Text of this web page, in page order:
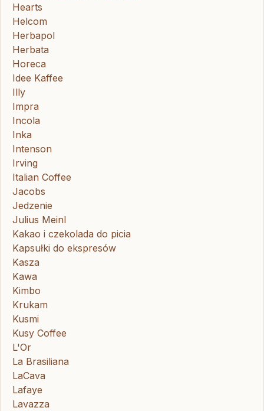
Hearts
Helcom
Herbapol
Herbata
Horeca
Idee Kaffee
Illy
Impra
Incola
Inka
Intenson
Irving
Italian Coffee
Jacobs
Jedzenie
Julius Meinl
Kakao i czekolada do picia
Kapsułki do ekspresów
Kasza
Kawa
Kimbo
Krukam
Kusmi
Kusy Coffee
L'Or
La Brasiliana
LaCava
Lafaye
Lavazza